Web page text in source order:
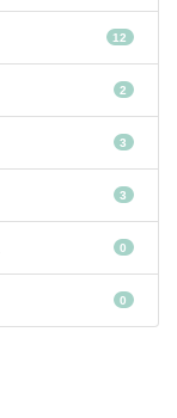
12
2
3
3
0
0